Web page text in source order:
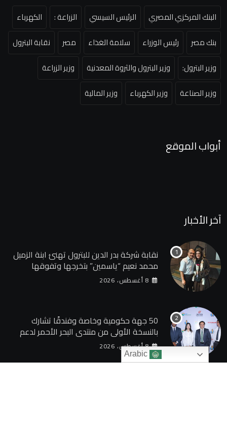
البنك المركزي المصري الرئيس السيسي الزراعة :
الكهرباء
بنك مصر
رئيس الوزراء سلامة الغذاء مصر
نقابة البترول
وزير البترول:
وزير البترول والثروة المعدنية
وزير الزراعة
وزير الصناعة
وزير الكهرباء وزير المالية
أبواب الموقع
آخر الأخبار
نقابة شركة بدر الدين للبترول تهنئ ابنة الزميل
محمد نعيم “ياسمين” بتخرجها وتفوقها
8 أغسطس، 2026
50 جهة حكومية وخاصة وفندقًا تشارك
بالنسخة الأولى من منتدى البحر الأحمر لدعم
الطاقة النظيفة والسياحة المستدامة
8 أغسطس، 2026